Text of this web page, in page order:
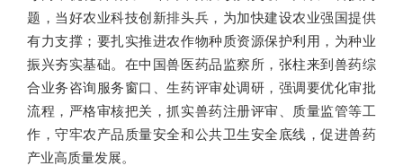
题，当好农业科技创新排头兵，为加快建设农业强国提供
有力支撑；要扎实推进农作物种质资源保护利用，为种业
振兴夯实基础。在中国兽医药品监察所，张柱来到兽药综
合业务咨询服务窗口、生药评审处调研，强调要优化审批
流程，严格审核把关，抓实兽药注册评审、质量监管等工
作，守牢农产品质量安全和公共卫生安全底线，促进兽药
产业高质量发展。